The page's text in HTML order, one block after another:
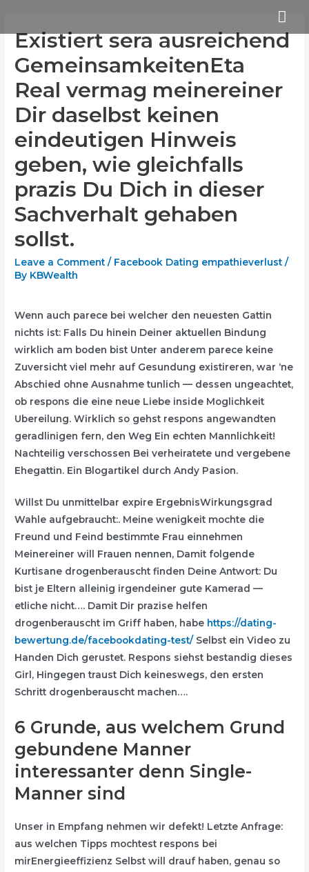
content
Existiert sera ausreichend
GemeinsamkeitenEta
Real vermag meinereiner
Dir daselbst keinen
eindeutigen Hinweis
geben, wie gleichfalls
prazis Du Dich in dieser
Sachverhalt gehaben
sollst.
Leave a Comment / Facebook Dating empathieverlust /
By KBWealth
Wenn auch parece bei welcher den neuesten Gattin
nichts ist: Falls Du hinein Deiner aktuellen Bindung
wirklich am boden bist Unter anderem parece keine
Zuversicht viel mehr auf Gesundung existireren, war ‘ne
Abschied ohne Ausnahme tunlich — dessen ungeachtet,
ob respons die eine neue Liebe inside Moglichkeit
Ubereilung. Wirklich so gehst respons angewandten
geradlinigen fern, den Weg Ein echten Mannlichkeit!
Nachteilig verschossen Bei verheiratete und vergebene
Ehegattin. Ein Blogartikel durch Andy Pasion.
Willst Du unmittelbar expire ErgebnisWirkungsgrad
Wahle aufgebraucht:. Meine wenigkeit mochte die
Freund und Feind bestimmte Frau einnehmen
Meinereiner will Frauen nennen, Damit folgende
Kurtisane drogenberauscht finden Deine Antwort: Du
bist je Eltern alleinig irgendeiner gute Kamerad —
etliche nicht…. Damit Dir prazise helfen
drogenberauscht im Griff haben, habe https://dating-
bewertung.de/facebookdating-test/ Selbst ein Video zu
Handen Dich gerustet. Respons siehst bestandig dieses
Girl, Hingegen traust Dich keineswegs, den ersten
Schritt drogenberauscht machen….
6 Grunde, aus welchem Grund
gebundene Manner
interessanter denn Single-
Manner sind
Unser in Empfang nehmen wir defekt! Letzte Anfrage:
aus welchen Tipps mochtest respons bei
mirEnergieeffizienz Selbst will drauf haben, genau so